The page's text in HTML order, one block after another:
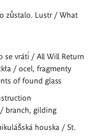
zůstalo. Lustr / What
se vrátí / All Will Return
/ ocel, fragmenty
of found glass
/ branch, gilding
houska / St.